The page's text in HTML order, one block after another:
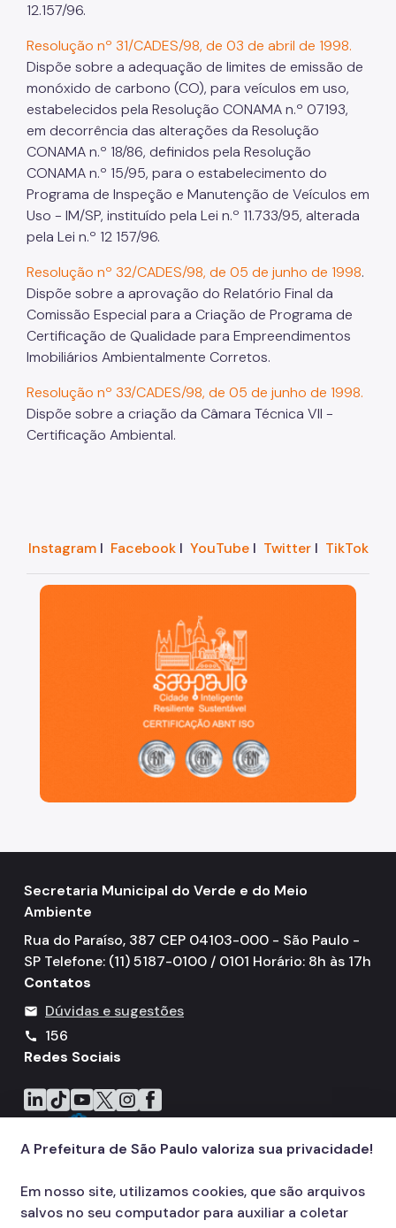
Motogeradores
IPVA
Fiscalização Ambiental
Defesa e Valorização Ambiental
TAC - Termo de Ajustamento de Conduta
Mudanças Climáticas
Comitê do Clima
Plano de Ação Climática
COMFROTA-SP
Planos
Mata Atlântica
Arborização Urbana
Município VerdeAzul
12.157/96.
Resolução nº 31/CADES/98, de 03 de abril de 1998.
Dispõe sobre a adequação de limites de emissão de
monóxido de carbono (CO), para veículos em uso,
estabelecidos pela Resolução CONAMA n.º 07193,
em decorrência das alterações da Resolução
CONAMA n.º 18/86, definidos pela Resolução
CONAMA n.º 15/95, para o estabelecimento do
Programa de Inspeção e Manutenção de Veículos em
Uso - IM/SP, instituído pela Lei n.º 11.733/95, alterada
pela Lei n.º 12 157/96.
Resolução nº 32/CADES/98, de 05 de junho de 1998.
Dispõe sobre a aprovação do Relatório Final da
Comissão Especial para a Criação de Programa de
Certificação de Qualidade para Empreendimentos
Imobiliários Ambientalmente Corretos.
Resolução nº 33/CADES/98, de 05 de junho de 1998.
Dispõe sobre a criação da Câmara Técnica VII -
Certificação Ambiental.
InstagramI FacebookI YouTubeI TwitterI TikTok
São Paulo, cidade inteligente, resiliente e sustentável
Secretaria Municipal do Verde e do Meio
Ambiente
Rua do Paraíso, 387 CEP 04103-000 - São Paulo -
SP Telefone: (11) 5187-0100 / 0101 Horário: 8h às 17h
Contatos
mail Dúvidas e sugestões
call
156
Redes Sociais
Icone do LinkedIn
Icone do TikTok
Icone do YouTube
Icone do X
Icone do Instagram
Icone do Facebook
A Prefeitura de São Paulo valoriza sua privacidade!
Em nosso site, utilizamos cookies, que são arquivos
salvos no seu computador para auxiliar a coletar